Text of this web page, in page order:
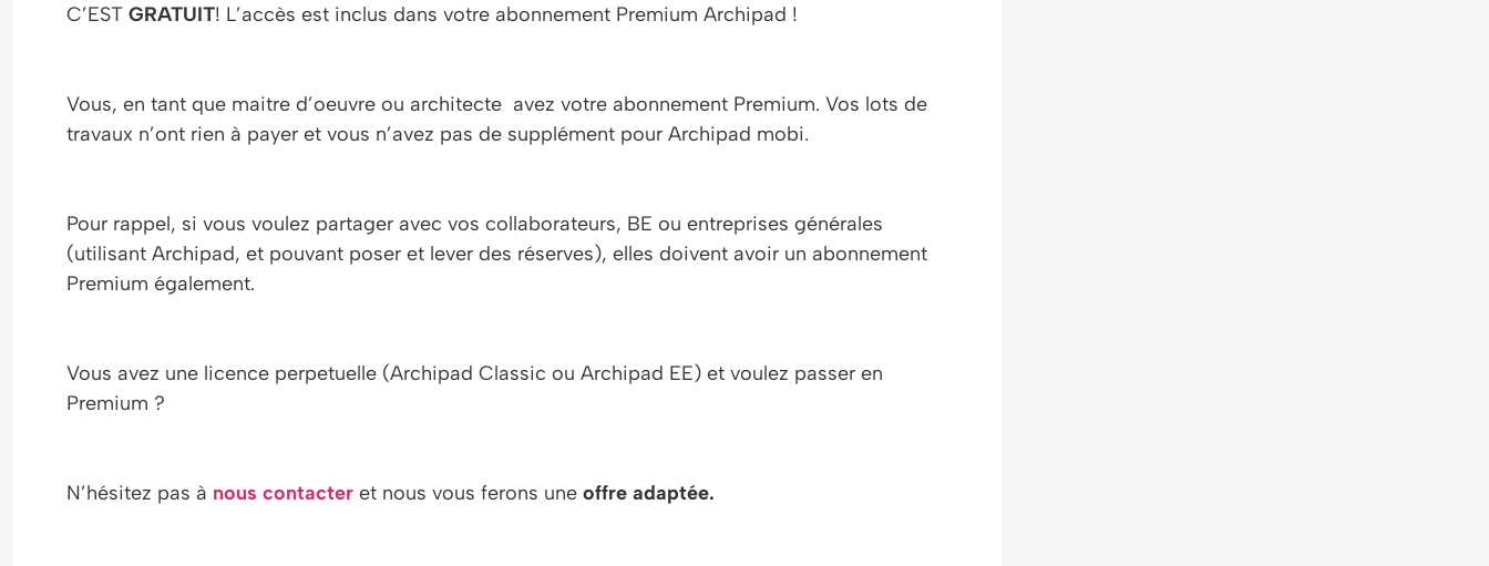
C’EST GRATUIT! L’accès est inclus dans votre abonnement Premium Archipad !
Vous, en tant que maitre d’oeuvre ou architecte avez votre abonnement Premium. Vos lots de
travaux n’ont rien à payer et vous n’avez pas de supplément pour Archipad mobi.
Pour rappel, si vous voulez partager avec vos collaborateurs, BE ou entreprises générales
(utilisant Archipad, et pouvant poser et lever des réserves), elles doivent avoir un abonnement
Premium également.
Vous avez une licence perpetuelle (Archipad Classic ou Archipad EE) et voulez passer en
Premium ?
N’hésitez pas à nous contacter et nous vous ferons une offre adaptée.